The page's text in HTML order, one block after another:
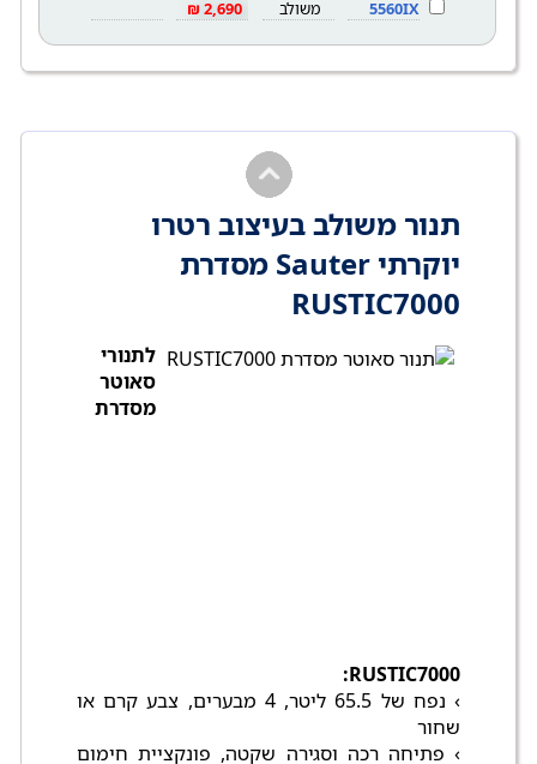
5560IX משולב 2,690 ₪
תנור משולב בעיצוב רטרו
יוקרתי Sauter מסדרת
RUSTIC7000
לתנורי
סאוטר
מסדרת
RUSTIC7000:
› נפח של 65.5 ליטר, 4 מבערים, צבע קרם או
שחור
› פתיחה רכה וסגירה שקטה, פונקציית חימום